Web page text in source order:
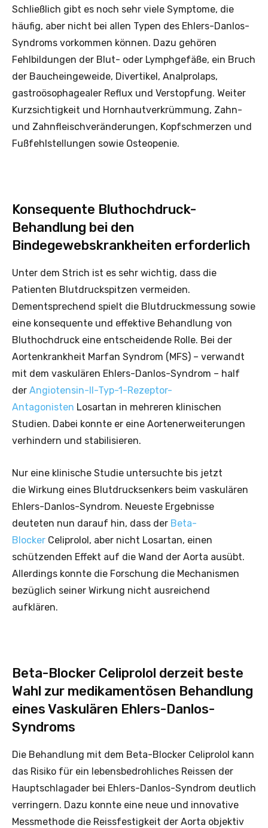
Schließlich gibt es noch sehr viele Symptome, die
häufig, aber nicht bei allen Typen des Ehlers-Danlos-
Syndroms vorkommen können. Dazu gehören
Fehlbildungen der Blut- oder Lymphgefäße, ein Bruch
der Baucheingeweide, Divertikel, Analprolaps,
gastroösophagealer Reflux und Verstopfung. Weiter
Kurzsichtigkeit und Hornhautverkrümmung, Zahn-
und Zahnfleischveränderungen, Kopfschmerzen und
Fußfehlstellungen sowie Osteopenie.
Konsequente Bluthochdruck-
Behandlung bei den
Bindegewebskrankheiten erforderlich
Unter dem Strich ist es sehr wichtig, dass die
Patienten Blutdruckspitzen vermeiden.
Dementsprechend spielt die Blutdruckmessung sowie
eine konsequente und effektive Behandlung von
Bluthochdruck eine entscheidende Rolle. Bei der
Aortenkrankheit Marfan Syndrom (MFS) – verwandt
mit dem vaskulären Ehlers-Danlos-Syndrom – half
der Angiotensin-II-Typ-1-Rezeptor-
Antagonisten Losartan in mehreren klinischen
Studien. Dabei konnte er eine Aortenerweiterungen
verhindern und stabilisieren.
Nur eine klinische Studie untersuchte bis jetzt
die Wirkung eines Blutdrucksenkers beim vaskulären
Ehlers-Danlos-Syndrom. Neueste Ergebnisse
deuteten nun darauf hin, dass der Beta-
Blocker Celiprolol, aber nicht Losartan, einen
schützenden Effekt auf die Wand der Aorta ausübt.
Allerdings konnte die Forschung die Mechanismen
bezüglich seiner Wirkung nicht ausreichend
aufklären.
Beta-Blocker Celiprolol derzeit beste
Wahl zur medikamentösen Behandlung
eines Vaskulären Ehlers-Danlos-
Syndroms
Die Behandlung mit dem Beta-Blocker Celiprolol kann
das Risiko für ein lebensbedrohliches Reissen der
Hauptschlagader bei Ehlers-Danlos-Syndrom deutlich
verringern. Dazu konnte eine neue und innovative
Messmethode die Reissfestigkeit der Aorta objektiv